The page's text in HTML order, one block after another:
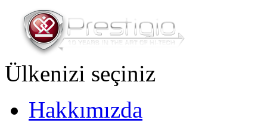
Ülkenizi seçiniz
Hakkımızda